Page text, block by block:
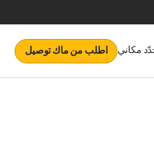
مكاني اطلب من ماك توصيل